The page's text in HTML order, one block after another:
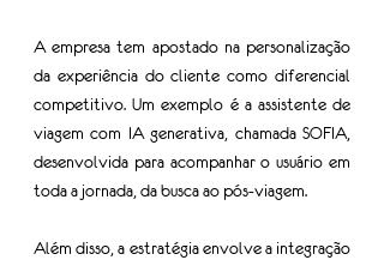
A empresa tem apostado na personalização
da experiência do cliente como diferencial
competitivo. Um exemplo é a assistente de
viagem com IA generativa, chamada SOFIA,
desenvolvida para acompanhar o usuário em
toda a jornada, da busca ao pós-viagem.
Além disso, a estratégia envolve a integração